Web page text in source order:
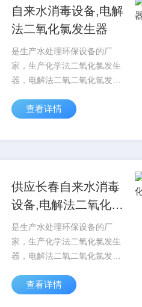
自来水消毒设备,电解
法二氧化氯发生器
是生产水处理环保设备的厂
家，生产化学法二氧化氯发生
器，电解法二氧二氧化氯发生
备，次氯酸钠发生器，缓释消
置，中水回用装置，过滤器，
查看详情
供应长春自来水消毒
设备,电解法二氧化氯
发生器
是生产水处理环保设备的厂
家，生产化学法二氧化氯发生
器，电解法二氧二氧化氯发生
备，次氯酸钠发生器，缓释消
查看详情